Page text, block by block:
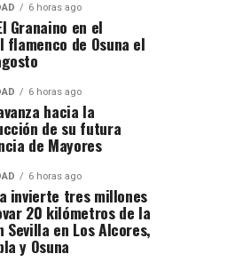
6 horas ago
Granaino en el
flamenco de Osuna el
6 horas ago
hacia la
de su futura
de Mayores
6 horas ago
invierte tres millones
20 kilómetros de la
Sevilla en Los Alcores,
y Osuna